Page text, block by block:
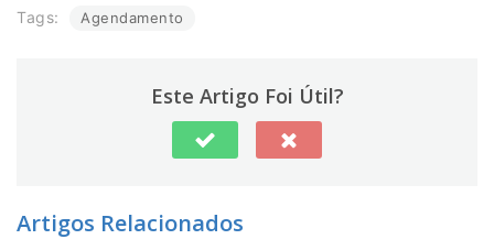
Tags: Agendamento
Este Artigo Foi Útil?
Artigos Relacionados